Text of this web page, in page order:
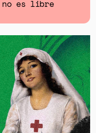
no es libre